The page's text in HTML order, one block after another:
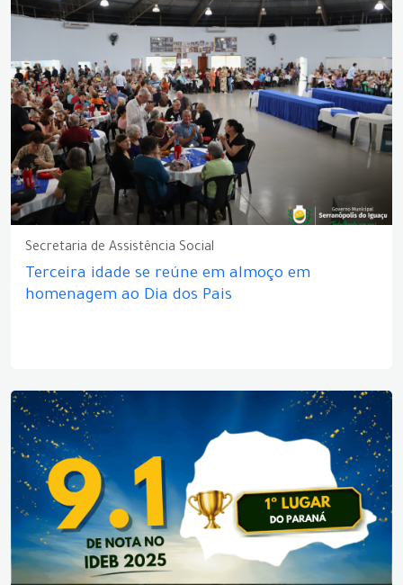
Secretaria de Assistência Social
Terceira idade se reúne em almoço em
homenagem ao Dia dos Pais